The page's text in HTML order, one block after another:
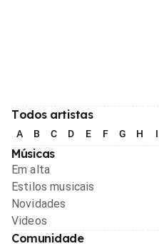
Todos artistas
A B C D E F G H I
Músicas
Em alta
Estilos musicais
Novidades
Videos
Comunidade